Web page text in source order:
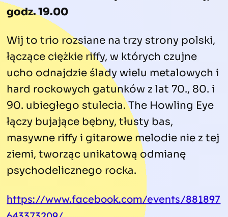
godz. 19.00
Wij to trio rozsiane na trzy strony polski,
łączące ciężkie riffy, w których czujne
ucho odnajdzie ślady wielu metalowych i
hard rockowych gatunków z lat 70., 80. i
90. ubiegłego stulecia. The Howling Eye
łączy bujające bębny, tłusty bas,
masywne riffy i gitarowe melodie nie z tej
ziemi, tworząc unikatową odmianę
psychodelicznego rocka.
https://www.facebook.com/events/881897